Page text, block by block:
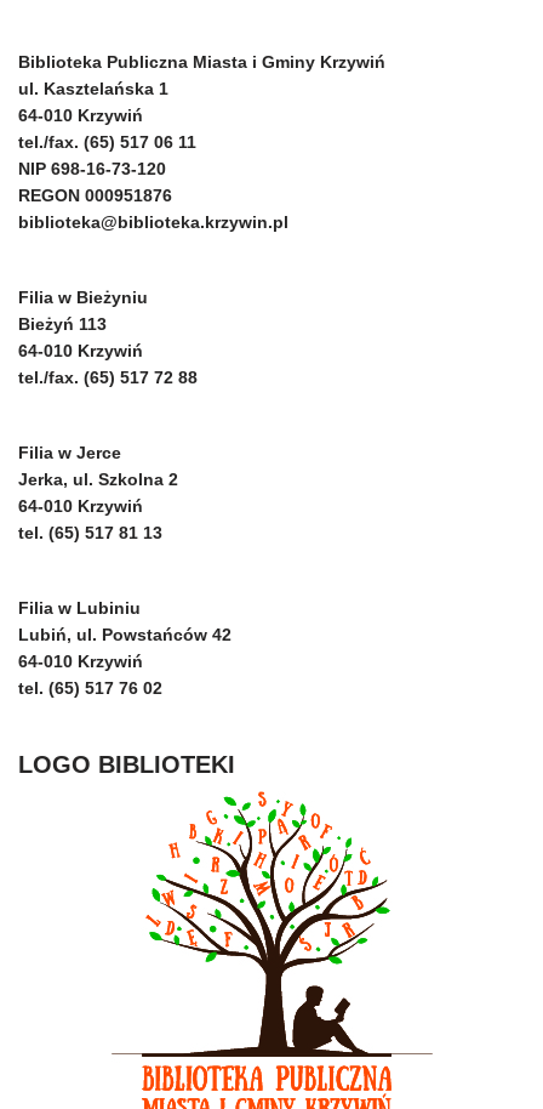
Biblioteka Publiczna Miasta i Gminy Krzywiń
ul. Kasztelańska 1
64-010 Krzywiń
tel./fax. (65) 517 06 11
NIP 698-16-73-120
REGON 000951876
biblioteka@biblioteka.krzywin.pl
Filia w Bieżyniu
Bieżyń 113
64-010 Krzywiń
tel./fax. (65) 517 72 88
Filia w Jerce
Jerka, ul. Szkolna 2
64-010 Krzywiń
tel. (65) 517 81 13
Filia w Lubiniu
Lubiń, ul. Powstańców 42
64-010 Krzywiń
tel. (65) 517 76 02
LOGO BIBLIOTEKI